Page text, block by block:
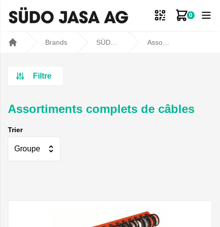
0
Mon
Brands
Filtre
Assortiments complets de câbles
Trier
Groupe